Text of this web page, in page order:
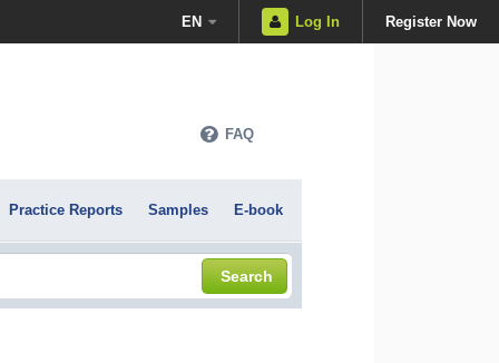
EN Log In Register Now
FAQ
Practice Reports Samples E-book
Search